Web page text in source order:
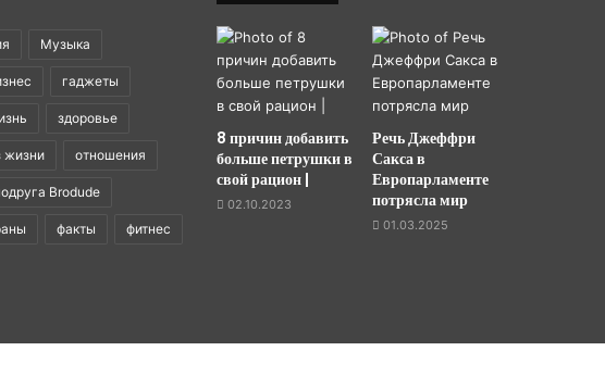
Музыка
гаджеты
здоровье
жизни отношения
Brodude
факты фитнес
8 причин добавить
больше петрушки в
свой рацион |
02.10.2023
Речь Джеффри
Сакса в
Европарламенте
потрясла мир
01.03.2025